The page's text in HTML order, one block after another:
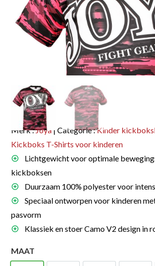
Merk :Joya | Categorie :Kinder
Kickboks T-Shirts voor kinderen
Lichtgewicht voor optimale
kickboksen
Duurzaam 100% polyester voor
Speciaal ontworpen voor kinderen
pasvorm
Klassiek en stoer Camo V2 design in
MAAT